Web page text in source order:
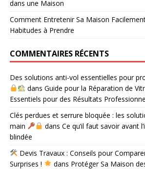
dans une Maison
Comment Entretenir Sa Maison
Habitudes à Prendre
COMMENTAIRES RÉCENTS
Des solutions anti-vol essentielles pour
dans Guide pour la Réparation de
Essentiels pour des Résultats
Clés perdues et serrure bloquée : les
main
dans Ce qu’il faut savoir avant
blindée
Devis Travaux : Conseils pour
Surprises !
dans Protéger Sa Maison